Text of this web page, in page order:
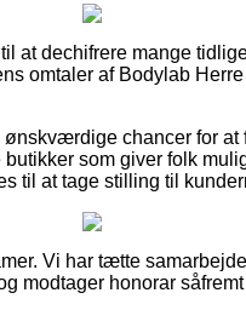
at dechifrere mange
omtaler af Bodylab
chancer for
som giver folk
til at tage stilling til
Vi har tætte
modtager honorar